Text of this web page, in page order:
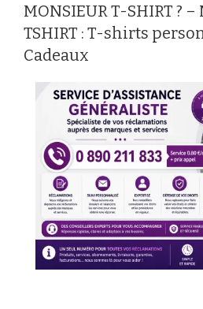
MONSIEUR T-SHIRT ?
TSHIRT : T-shirts
Cadeaux